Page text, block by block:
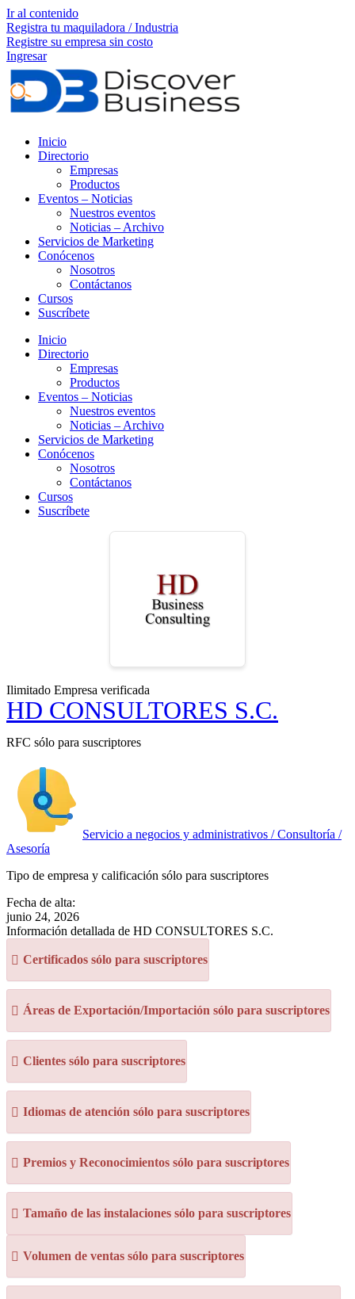
Ir al contenido
Registra tu maquiladora / Industria
Registre su empresa sin costo
Ingresar
Inicio
Directorio
Empresas
Productos
Eventos – Noticias
Nuestros eventos
Noticias – Archivo
Servicios de Marketing
Conócenos
Nosotros
Contáctanos
Cursos
Suscríbete
Inicio
Directorio
Empresas
Productos
Eventos – Noticias
Nuestros eventos
Noticias – Archivo
Servicios de Marketing
Conócenos
Nosotros
Contáctanos
Cursos
Suscríbete
Ilimitado Empresa verificada
HD CONSULTORES S.C.
RFC sólo para suscriptores
Servicio a negocios y administrativos / Consultoría /
Asesoría
Tipo de empresa y calificación sólo para suscriptores
Fecha de alta:
junio 24, 2026
Información detallada de HD CONSULTORES S.C.
Certificados sólo para suscriptores
Áreas de Exportación/Importación sólo para suscriptores
Clientes sólo para suscriptores
Idiomas de atención sólo para suscriptores
Premios y Reconocimientos sólo para suscriptores
Tamaño de las instalaciones sólo para suscriptores
Volumen de ventas sólo para suscriptores